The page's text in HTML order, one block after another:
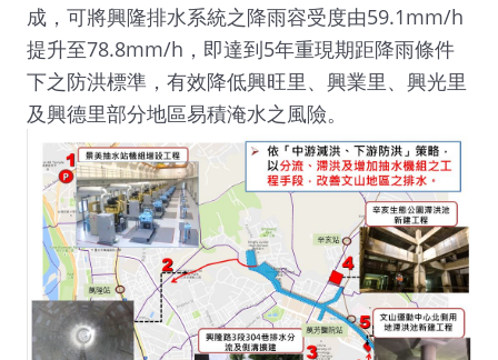
成，可將興隆排水系統之降雨容受度由59.1mm/h
提升至78.8mm/h，即達到5年重現期距降雨條件
下之防洪標準，有效降低興旺里、興業里、興光里
及興德里部分地區易積淹水之風險。